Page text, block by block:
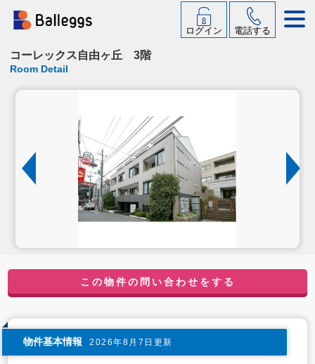
ログイン 電話する
コーレックス自由ヶ丘 3階
Room Detail
この物件の問い合わせをする
物件基本情報 2026年8月7日更新